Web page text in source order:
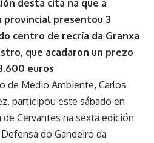
desta cita na que a
provincial presentou 3
centro de recría da Granxa
que acadaron un prezo
euros
de Medio Ambiente, Carlos
participou este sábado en
de Cervantes na sexta edición
do Gandeiro da